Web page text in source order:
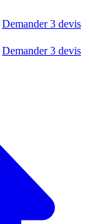
Demander 3 devis
Demander 3 devis